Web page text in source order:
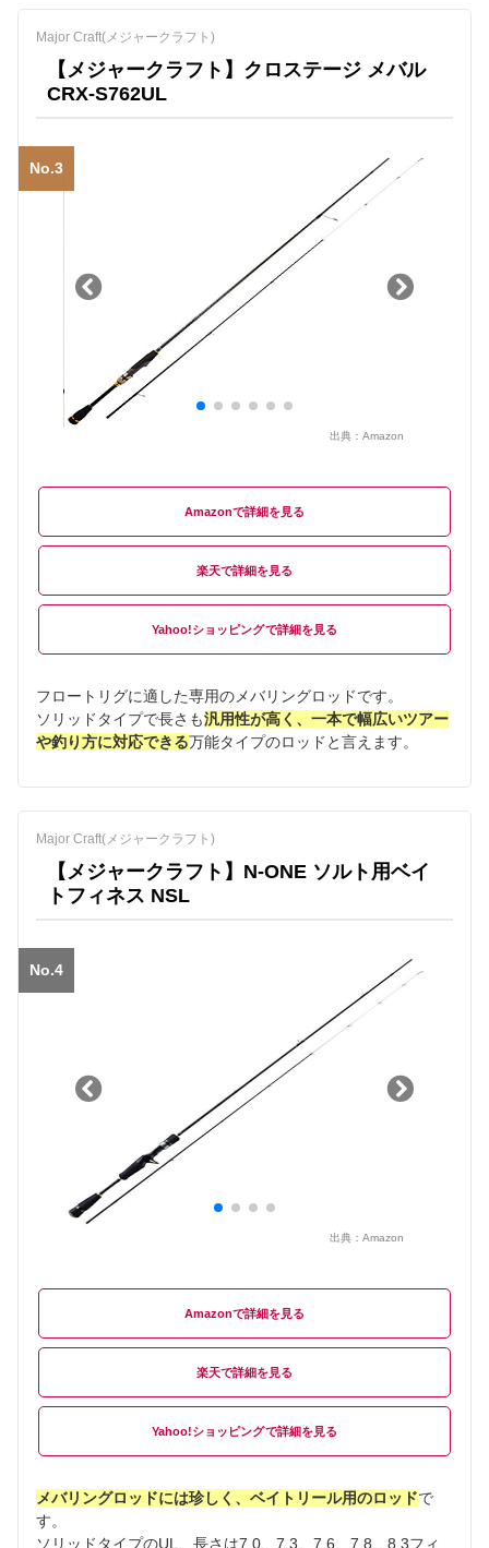
Major Craft(メジャークラフト)
【メジャークラフト】クロステージ メバル
CRX-S762UL
No.3
出典： Amazon
Amazon
楽天
Yahoo!ショッピング
フロートリグに適した専用のメバリングロッドです。
ソリッドタイプで長さも汎用性が高く、一本で幅広いツアー
や釣り方に対応できる万能タイプのロッドと言えます。
Major Craft(メジャークラフト)
【メジャークラフト】N-ONE ソルト用ベイ
トフィネス NSL
No.4
出典： Amazon
Amazon
楽天
Yahoo!ショッピング
メバリングロッドには珍しく、ベイトリール用のロッドで
す。
ソリッドタイプのUL、長さは7.0、7.3、7.6、7.8、8.3フィ